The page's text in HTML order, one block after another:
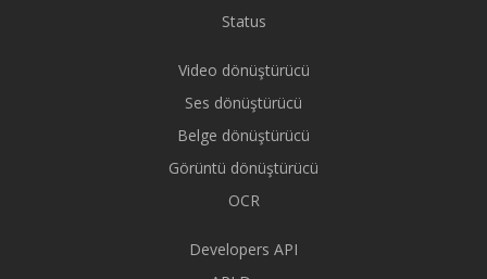
Status
Video dönüştürücü
Ses dönüştürücü
Belge dönüştürücü
Görüntü dönüştürücü
OCR
Developers API